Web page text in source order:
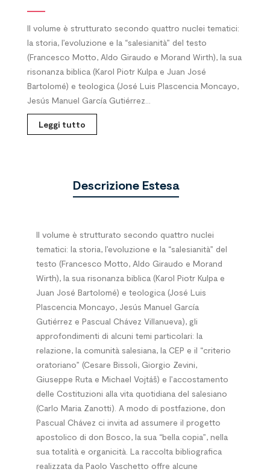
Il volume è strutturato secondo quattro nuclei tematici:
la storia, l’evoluzione e la “salesianità” del testo
(Francesco Motto, Aldo Giraudo e Morand Wirth), la sua
risonanza biblica (Karol Piotr Kulpa e Juan José
Bartolomé) e teologica (José Luis Plascencia Moncayo,
Jesús Manuel García Gutiérrez...
Leggi tutto
Descrizione Estesa
Il volume è strutturato secondo quattro nuclei
tematici: la storia, l’evoluzione e la “salesianità” del
testo (Francesco Motto, Aldo Giraudo e Morand
Wirth), la sua risonanza biblica (Karol Piotr Kulpa e
Juan José Bartolomé) e teologica (José Luis
Plascencia Moncayo, Jesús Manuel García
Gutiérrez e Pascual Chávez Villanueva), gli
approfondimenti di alcuni temi particolari: la
relazione, la comunità salesiana, la CEP e il “criterio
oratoriano” (Cesare Bissoli, Giorgio Zevini,
Giuseppe Ruta e Michael Vojtáš) e l’accostamento
delle Costituzioni alla vita quotidiana del salesiano
(Carlo Maria Zanotti). A modo di postfazione, don
Pascual Chávez ci invita ad assumere il progetto
apostolico di don Bosco, la sua “bella copia”, nella
sua totalità e organicità. La raccolta bibliografica
realizzata da Paolo Vaschetto offre alcune